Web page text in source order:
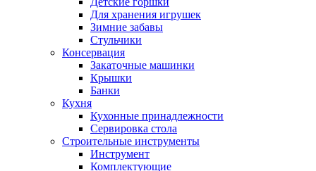
Для хранения игрушек
Зимние забавы
Стульчики
Консервация
Закаточные машинки
Крышки
Банки
Кухня
Кухонные принадлежности
Сервировка стола
Строительные инструменты
Инструмент
Комплектующие